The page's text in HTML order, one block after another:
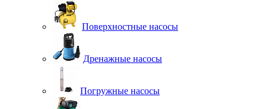
Поверхностные насосы
Дренажные насосы
Погружные насосы